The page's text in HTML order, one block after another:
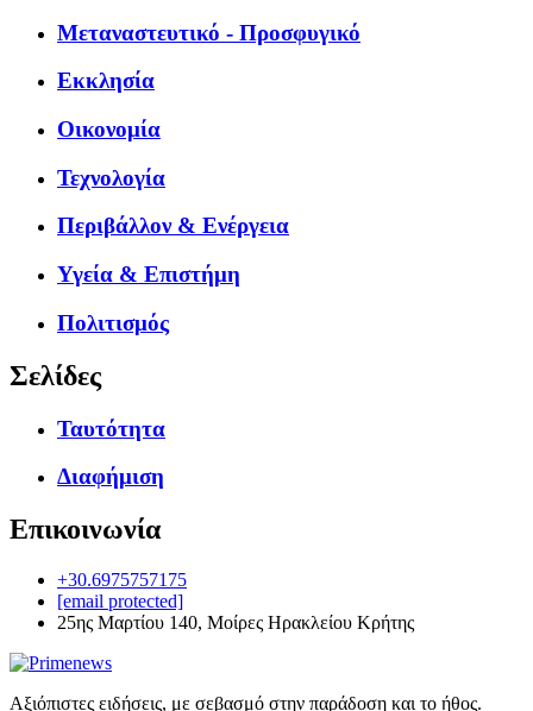
Μεταναστευτικό - Προσφυγικό
Εκκλησία
Οικονομία
Τεχνολογία
Περιβάλλον & Ενέργεια
Υγεία & Επιστήμη
Πολιτισμός
Σελίδες
Ταυτότητα
Διαφήμιση
Επικοινωνία
+30.6975757175
[email protected]
25ης Μαρτίου 140, Μοίρες Ηρακλείου Κρήτης
Αξιόπιστες ειδήσεις, με σεβασμό στην παράδοση και το ήθος.